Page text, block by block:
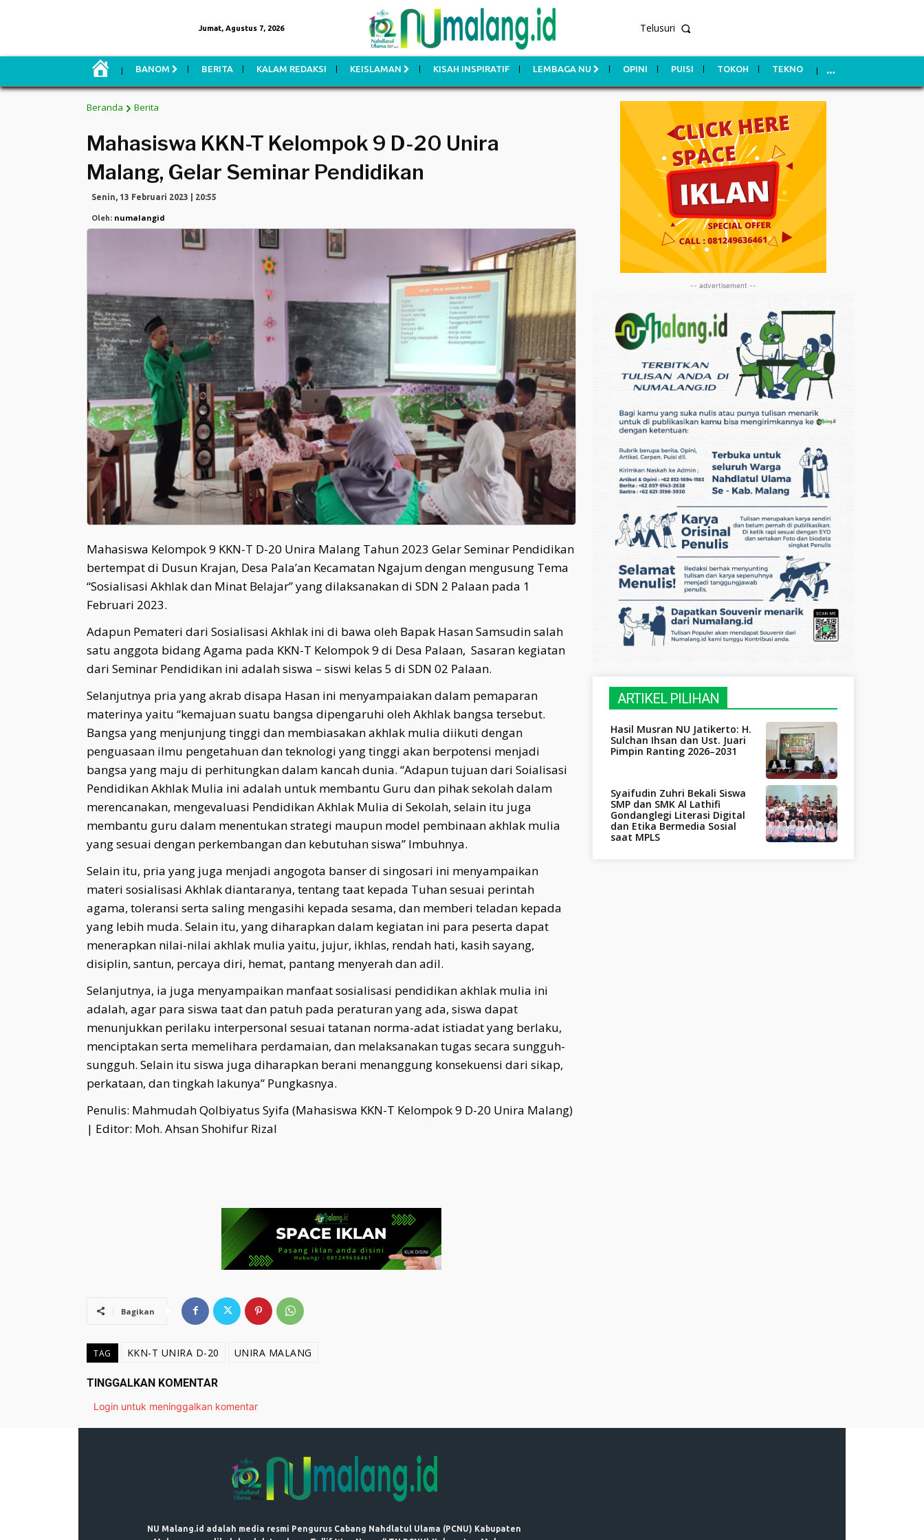
Jumat, Agustus 7, 2026 Telusuri
M
BANOM BERITA KALAM REDAKSI KEISLAMAN KISAH INSPIRATIF LEMBAGA NU OPINI PUISI TOKOH TEKNO
Beranda Berita
Mahasiswa KKN-T Kelompok 9 D-20 Unira
Malang, Gelar Seminar Pendidikan
Senin, 13 Februari 2023 | 20:55
Oleh: numalangid
Mahasiswa Kelompok 9 KKN-T D-20 Unira Malang Tahun 2023 Gelar Seminar Pendidikan
bertempat di Dusun Krajan, Desa Pala’an Kecamatan Ngajum dengan mengusung Tema
“Sosialisasi Akhlak dan Minat Belajar” yang dilaksanakan di SDN 2 Palaan pada 1
Februari 2023.
Adapun Pemateri dari Sosialisasi Akhlak ini di bawa oleh Bapak Hasan Samsudin salah
satu anggota bidang Agama pada KKN-T Kelompok 9 di Desa Palaan, Sasaran kegiatan
dari Seminar Pendidikan ini adalah siswa – siswi kelas 5 di SDN 02 Palaan.
Selanjutnya pria yang akrab disapa Hasan ini menyampaiakan dalam pemaparan
materinya yaitu “kemajuan suatu bangsa dipengaruhi oleh Akhlak bangsa tersebut.
Bangsa yang menjunjung tinggi dan membiasakan akhlak mulia diikuti dengan
penguasaan ilmu pengetahuan dan teknologi yang tinggi akan berpotensi menjadi
bangsa yang maju di perhitungkan dalam kancah dunia. “Adapun tujuan dari Soialisasi
Pendidikan Akhlak Mulia ini adalah untuk membantu Guru dan pihak sekolah dalam
merencanakan, mengevaluasi Pendidikan Akhlak Mulia di Sekolah, selain itu juga
membantu guru dalam menentukan strategi maupun model pembinaan akhlak mulia
yang sesuai dengan perkembangan dan kebutuhan siswa” Imbuhnya.
Selain itu, pria yang juga menjadi angogota banser di singosari ini menyampaikan
materi sosialisasi Akhlak diantaranya, tentang taat kepada Tuhan sesuai perintah
agama, toleransi serta saling mengasihi kepada sesama, dan memberi teladan kepada
yang lebih muda. Selain itu, yang diharapkan dalam kegiatan ini para peserta dapat
menerapkan nilai-nilai akhlak mulia yaitu, jujur, ikhlas, rendah hati, kasih sayang,
disiplin, santun, percaya diri, hemat, pantang menyerah dan adil.
Selanjutnya, ia juga menyampaikan manfaat sosialisasi pendidikan akhlak mulia ini
adalah, agar para siswa taat dan patuh pada peraturan yang ada, siswa dapat
menunjukkan perilaku interpersonal sesuai tatanan norma-adat istiadat yang berlaku,
menciptakan serta memelihara perdamaian, dan melaksanakan tugas secara sungguh-
sungguh. Selain itu siswa juga diharapkan berani menanggung konsekuensi dari sikap,
perkataan, dan tingkah lakunya” Pungkasnya.
Penulis: Mahmudah Qolbiyatus Syifa (Mahasiswa KKN-T Kelompok 9 D-20 Unira Malang)
| Editor: Moh. Ahsan Shohifur Rizal
Bagikan
TAG KKN-T UNIRA D-20 UNIRA MALANG
TINGGALKAN KOMENTAR
Login untuk meninggalkan komentar
-- advertisement --
ARTIKEL PILIHAN
Hasil Musran NU Jatikerto: H.
Sulchan Ihsan dan Ust. Juari
Pimpin Ranting 2026–2031
Syaifudin Zuhri Bekali Siswa
SMP dan SMK Al Lathifi
Gondanglegi Literasi Digital
dan Etika Bermedia Sosial
saat MPLS
NU Malang.id adalah media resmi Pengurus Cabang Nahdlatul Ulama (PCNU) Kabupaten